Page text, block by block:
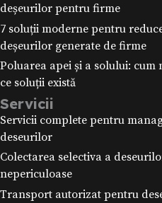
deșeurilor pentru firme
7 soluții moderne pentru
deșeurilor generate de firme
Poluarea apei și a solului: cum
ce soluții există
Servicii
Servicii complete pentru
deseurilor
Colectarea selectiva a
nepericuloase
Transport autorizat pentru